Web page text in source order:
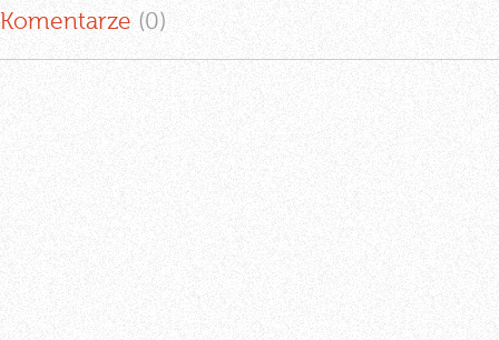
Komentarze (0)